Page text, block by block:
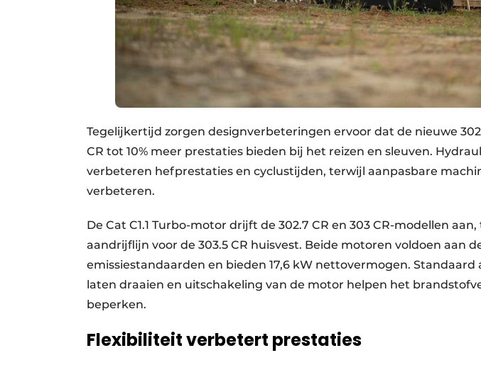
Tegelijkertijd zorgen designverbeteringen ervoor dat de nieuwe
CR tot 10% meer prestaties bieden bij het reizen en sleuven.
verbeteren hefprestaties en cyclustijden, terwijl aanpasbare
verbeteren.
De Cat C1.1 Turbo-motor drijft de 302.7 CR en 303 CR-modellen
aandrijflijn voor de 303.5 CR huisvest. Beide motoren voldoen aan
emissiestandaarden en bieden 17,6 kW nettovermogen.
laten draaien en uitschakeling van de motor helpen het
beperken.
Flexibiliteit verbetert prestaties